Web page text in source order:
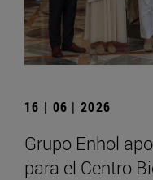
16 | 06 | 2026
Grupo Enhol
para el Centro